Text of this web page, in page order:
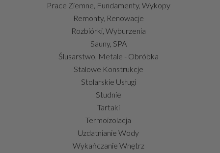
Prace Ziemne, Fundamenty, Wykopy
Remonty, Renowacje
Rozbiórki, Wyburzenia
Sauny, SPA
Ślusarstwo, Metale - Obróbka
Stalowe Konstrukcje
Stolarskie Usługi
Studnie
Tartaki
Termoizolacja
Uzdatnianie Wody
Wykańczanie Wnętrz